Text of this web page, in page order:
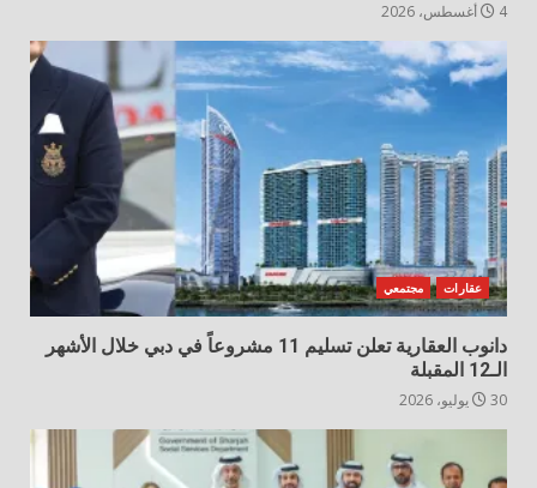
4 أغسطس، 2026
عقارات مجتمعي
دانوب العقارية تعلن تسليم 11 مشروعاً في دبي خلال الأشهر
الـ12 المقبلة
30 يوليو، 2026